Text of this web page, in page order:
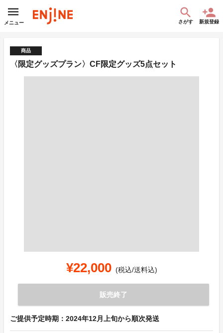
メニュー さがす 新規登録
商品
〈限定グッズプラン〉CF限定グッズ5点セット
¥22,000 (税込/送料込)
販売終了
ご提供予定時期：2024年12月上旬から順次発送